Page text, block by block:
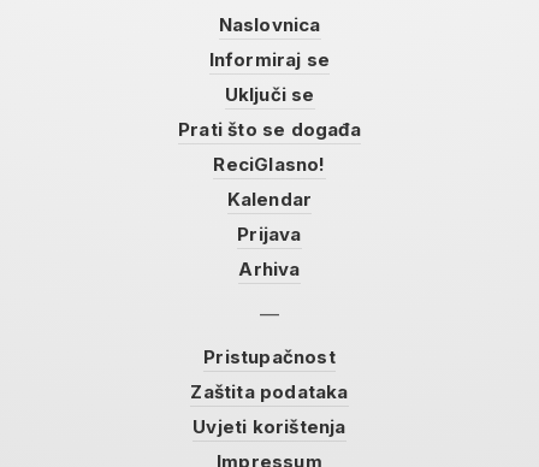
Naslovnica
Informiraj se
Uključi se
Prati što se događa
ReciGlasno!
Kalendar
Prijava
Arhiva
Pristupačnost
Zaštita podataka
Uvjeti korištenja
Impressum